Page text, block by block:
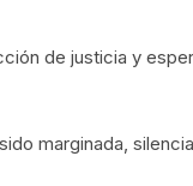
de justicia y
marginada,